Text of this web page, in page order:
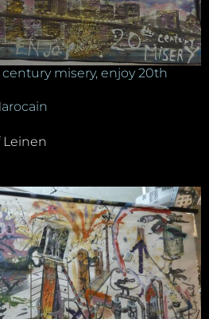
misery, enjoy 20th
Leinen